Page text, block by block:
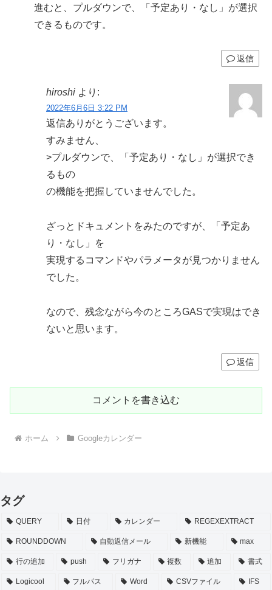
進むと、プルダウンで、「予定あり・なし」が選択
できるものです。
返信
hiroshi より:
2022年6月6日 3:22 PM
返信ありがとうございます。
すみません、
>プルダウンで、「予定あり・なし」が選択でき
るもの
の機能を把握していませんでした。
ざっとドキュメントをみたのですが、「予定あ
り・なし」を
実現するコマンドやパラメータが見つかりません
でした。
なので、残念ながら今のところGASで実現はでき
ないと思います。
返信
コメントを書き込む
ホーム Googleカレンダー
タグ
QUERY 日付 カレンダー REGEXEXTRACT
ROUNDDOWN 自動返信メール 新機能 max
行の追加 push フリガナ 複数 追加 書式
Logicool フルパス Word CSVファイル IFS